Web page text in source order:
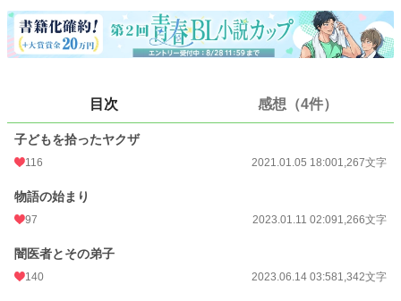
24h.ポイント 14 pt
文字数 3,875
初回公開日時 2020.10.27 00:39
年間ポイント
累計ポイント 127,219 pt (26,401 位)
目次 感想（4件）
子どもを拾ったヤクザ
116 2021.01.05 18:001,267文字
物語の始まり
97 2023.01.11 02:091,266文字
闇医者とその弟子
140 2023.06.14 03:581,342文字